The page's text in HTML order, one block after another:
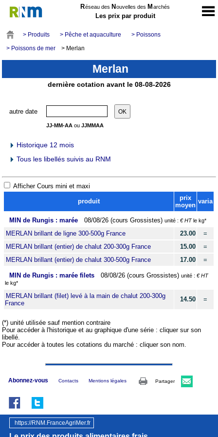
Réseau des N ouvelles des M archés
Les prix par produit
> Produits > Pêche et aquaculture
> Poissons
> Poissons de mer
> Merlan
Merlan
dernière cotation avant le 08-08-2026
autre date
JJ-MM-AA ou JJMMAA
Historique 12 mois
Tous les libellés suivis au RNM
Afficher Cours mini et maxi
produit
prix
moyen
varia
MIN de Rungis : marée 08/08/26 (cours Grossistes) unité : € HTle kg*
MERLAN brillant de ligne 300-500g France 23.00
=
MERLAN brillant (entier) de chalut 200-300g France
15.00
=
MERLAN brillant (entier) de chalut 300-500g France
17.00 =
MIN de Rungis : marée filets 08/08/26 (cours Grossistes) unité : € HT
le kg*
MERLAN brillant (filet) levé à la main de chalut 200-300g
France
14.50 =
(*) unité utilisée sauf mention contraire
Pour accéder à l'historique et au graphique d'une série : cliquer sur son
libellé.
Pour accéder à toutes les cotations du marché : cliquer son nom.
Abonnez-vous Contacts Mentions légales Partager
https://RNM.FranceAgriMer.fr